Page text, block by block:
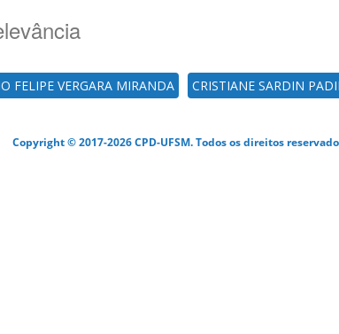
FELIPE VERGARA MIRANDA CRISTIANE SARDIN
Copyright © 2017-2026 CPD-UFSM. Todos os direitos